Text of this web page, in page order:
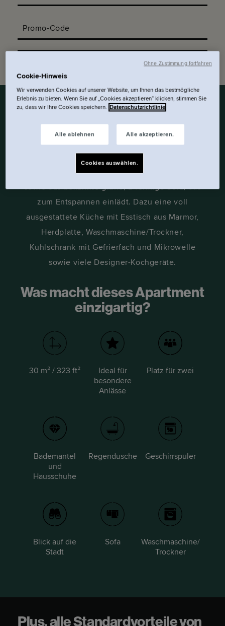
Promo-Code
Verfügbarkeit prüfen.
EDEN SUITE
Auf durchschnittlich 30 m² findest du ein
bequemes 150cm x 200cm UK Kingsize-Bett
sowie das bekannte grüne, L-förmige Sofa, das
zum Entspannen einlädt. Dazu eine voll
ausgestattete Küche mit Esstisch aus Marmor,
Herdplatte, Waschmaschine/Trockner,
Kühlschrank mit Gefrierfach und Mikrowelle
sowie viele Designer-Kochgeräte.
Was macht dieses Apartment
einzigartig?
30 m² / 323 ft²
Ideal für
besondere
Anlässe
Platz für zwei
Bademantel
und
Hausschuhe
Regendusche Geschirrspüler
Blick auf die
Stadt
Sofa
Waschmaschine/
Trockner
Plus, alle Standardvorteile von
Cookie-Hinweis
Wir verwenden Cookies auf unserer Website, um Ihnen das bestmögliche
Erlebnis zu bieten. Wenn Sie auf „Cookies akzeptieren“ klicken, stimmen Sie
zu, dass wir Ihre Cookies speichern. Datenschutzrichtlinie
Alle ablehnen Alle akzeptieren.
Cookies auswählen.
Ohne Zustimmung fortfahren